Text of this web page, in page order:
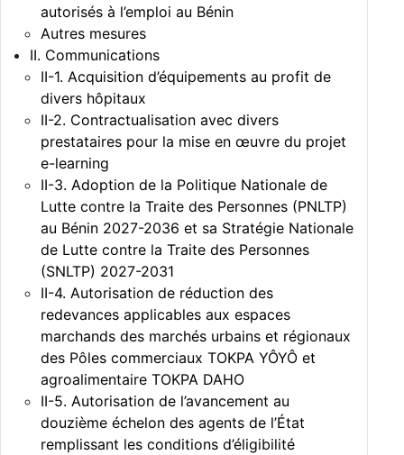
autorisés à l’emploi au Bénin
Autres mesures
II. Communications
II-1. Acquisition d’équipements au profit de
divers hôpitaux
II-2. Contractualisation avec divers
prestataires pour la mise en œuvre du projet
e-learning
II-3. Adoption de la Politique Nationale de
Lutte contre la Traite des Personnes (PNLTP)
au Bénin 2027-2036 et sa Stratégie Nationale
de Lutte contre la Traite des Personnes
(SNLTP) 2027-2031
II-4. Autorisation de réduction des
redevances applicables aux espaces
marchands des marchés urbains et régionaux
des Pôles commerciaux TOKPA YÔYÔ et
agroalimentaire TOKPA DAHO
II-5. Autorisation de l’avancement au
douzième échelon des agents de l’État
remplissant les conditions d’éligibilité